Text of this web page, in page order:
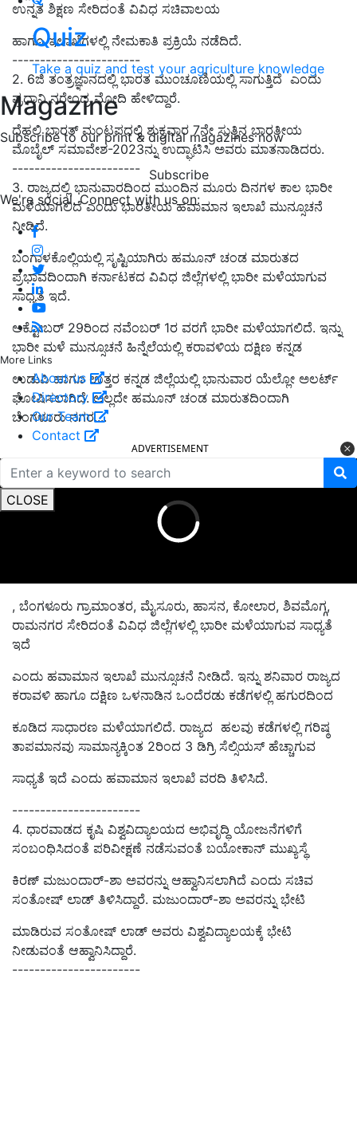
Quiz
Take a quiz and test your agriculture knowledge
Magazine
Subscribe to our print & digital magazines now
Subscribe
We're social. Connect with us on:
More Links
About us
Directory
Our Team
Contact
CLOSE
ಉನ್ನತ ಶಿಕ್ಷಣ ಸೇರಿದಂತೆ ವಿವಿಧ ಸಚಿವಾಲಯ
ಹಾಗೂ ಇಲಾಖೆಗಳಲ್ಲಿ ನೇಮಕಾತಿ ಪ್ರಕ್ರಿಯೆ ನಡೆದಿದೆ.
-----------------------
2. 6ಜಿ ತಂತ್ರಜ್ಞಾನದಲ್ಲಿ ಭಾರತ ಮುಂಚೂಣಿಯಲ್ಲಿ ಸಾಗುತ್ತಿದೆ ಎಂದು
ಪ್ರಧಾನಿ ನರೇಂದ್ರ ಮೋದಿ ಹೇಳಿದ್ದಾರೆ.
ದೆಹಲಿ ಭಾರತ್ ಮಂಟಪದಲ್ಲಿ ಶುಕ್ರವಾರ 7ನೇ ಸುತ್ತಿನ ಭಾರತೀಯ
ಮೊಬೈಲ್ ಸಮಾವೇಶ-2023ನ್ನು ಉದ್ಘಾಟಿಸಿ ಅವರು ಮಾತನಾಡಿದರು.
-----------------------
3. ರಾಜ್ಯದಲ್ಲಿ ಭಾನುವಾರದಿಂದ ಮುಂದಿನ ಮೂರು ದಿನಗಳ ಕಾಲ ಭಾರೀ
ಮಳೆಯಾಗಲಿದೆ ಎಂದು ಭಾರತೀಯ ಹವಾಮಾನ ಇಲಾಖೆ ಮುನ್ಸೂಚನೆ
ನೀಡಿದೆ.
ಬಂಗಾಳಕೊಲ್ಲಿಯಲ್ಲಿ ಸೃಷ್ಟಿಯಾಗಿರು ಹಮೂನ್‌ ಚಂಡ ಮಾರುತದ
ಪ್ರಭಾವದಿಂದಾಗಿ ಕರ್ನಾಟಕದ ವಿವಿಧ ಜಿಲ್ಲೆಗಳಲ್ಲಿ ಭಾರೀ ಮಳೆಯಾಗುವ
ಸಾಧ್ಯತೆ ಇದೆ.
ಅಕ್ಟೋಬರ್‌ 29ರಿಂದ ನವೆಂಬರ್‌ 1ರ ವರಗೆ ಭಾರೀ ಮಳೆಯಾಗಲಿದೆ. ಇನ್ನು
ಭಾರೀ ಮಳೆ ಮುನ್ಸೂಚನೆ ಹಿನ್ನೆಲೆಯಲ್ಲಿ ಕರಾವಳಿಯ ದಕ್ಷಿಣ ಕನ್ನಡ
ಉಡುಪಿ ಹಾಗೂ ಉತ್ತರ ಕನ್ನಡ ಜಿಲ್ಲೆಯಲ್ಲಿ ಭಾನುವಾರ ಯೆಲ್ಲೋ ಅಲರ್ಟ್‌
ಘೋಷಿಸಲಾಗಿದೆ. ಅಲ್ಲದೇ ಹಮೂನ್‌ ಚಂಡ ಮಾರುತದಿಂದಾಗಿ
ಬೆಂಗಳೂರು ನಗರ....
ADVERTISEMENT
, ಬೆಂಗಳೂರು ಗ್ರಾಮಾಂತರ, ಮೈಸೂರು, ಹಾಸನ, ಕೋಲಾರ, ಶಿವಮೊಗ್ಗ,
ರಾಮನಗರ ಸೇರಿದಂತೆ ವಿವಿಧ ಜಿಲ್ಲೆಗಳಲ್ಲಿ ಭಾರೀ ಮಳೆಯಾಗುವ ಸಾಧ್ಯತೆ
ಇದೆ
ಎಂದು ಹವಾಮಾನ ಇಲಾಖೆ ಮುನ್ಸೂಚನೆ ನೀಡಿದೆ. ಇನ್ನು ಶನಿವಾರ ರಾಜ್ಯದ
ಕರಾವಳಿ ಹಾಗೂ ದಕ್ಷಿಣ ಒಳನಾಡಿನ ಒಂದೆರಡು ಕಡೆಗಳಲ್ಲಿ ಹಗುರದಿಂದ
ಕೂಡಿದ ಸಾಧಾರಣ ಮಳೆಯಾಗಲಿದೆ. ರಾಜ್ಯದ ಹಲವು ಕಡೆಗಳಲ್ಲಿ ಗರಿಷ್ಠ
ತಾಪಮಾನವು ಸಾಮಾನ್ಯಕ್ಕಿಂತ 2ರಿಂದ 3 ಡಿಗ್ರಿ ಸೆಲ್ಸಿಯಸ್‌ ಹೆಚ್ಚಾಗುವ
ಸಾಧ್ಯತೆ ಇದೆ ಎಂದು ಹವಾಮಾನ ಇಲಾಖೆ ವರದಿ ತಿಳಿಸಿದೆ.
-----------------------
4. ಧಾರವಾಡದ ಕೃಷಿ ವಿಶ್ವವಿದ್ಯಾಲಯದ ಅಭಿವೃದ್ಧಿ ಯೋಜನೆಗಳಿಗೆ
ಸಂಬಂಧಿಸಿದಂತೆ ಪರಿವೀಕ್ಷಣೆ ನಡೆಸುವಂತೆ ಬಯೋಕಾನ್ ಮುಖ್ಯಸ್ಥೆ
ಕಿರಣ್ ಮಜುಂದಾರ್-ಶಾ ಅವರನ್ನು ಆಹ್ವಾನಿಸಲಾಗಿದೆ ಎಂದು ಸಚಿವ
ಸಂತೋಷ್ ಲಾಡ್ ತಿಳಿಸಿದ್ದಾರೆ. ಮಜುಂದಾರ್-ಶಾ ಅವರನ್ನು ಭೇಟಿ
ಮಾಡಿರುವ ಸಂತೋಷ್‌ ಲಾಡ್‌ ಅವರು ವಿಶ್ವವಿದ್ಯಾಲಯಕ್ಕೆ ಭೇಟಿ
ನೀಡುವಂತೆ ಆಹ್ವಾನಿಸಿದ್ದಾರೆ.
-----------------------